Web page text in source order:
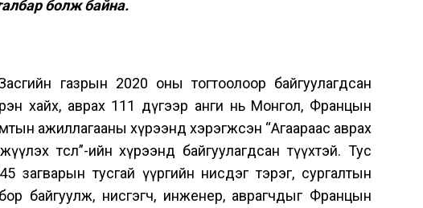
болж байна.
газрын 2020 оны тогтоолоор байгуулагдсан
хайх, аврах 111 дүгээр анги нь Монгол, Францын
ажиллагааны хүрээнд хэрэгжсэн “Агаараас аврах
төсөл”-ийн хүрээнд байгуулагдсан түүхтэй. Тус
загварын тусгай үүргийн нисдэг тэрэг, сургалтын
байгуулж, нисгэгч, инженер, аврагчдыг Францын